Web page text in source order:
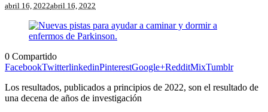
abril 16, 2022abril 16, 2022
0 Compartido
FacebookTwitterlinkedinPinterestGoogle+RedditMixTumblr
Los resultados, publicados a principios de 2022, son el resultado de
una decena de años de investigación